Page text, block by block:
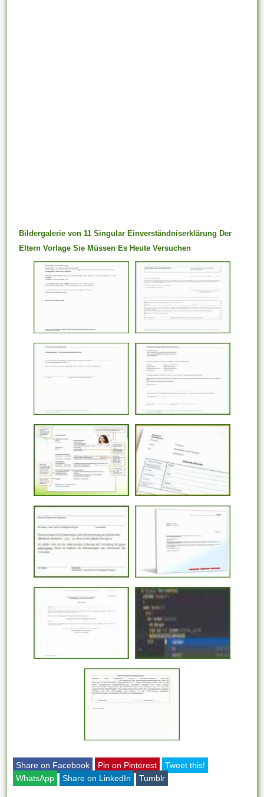
Bildergalerie von 11 Singular Einverständniserklärung Der
Eltern Vorlage Sie Müssen Es Heute Versuchen
Share on Facebook Pin on Pinterest
Tweet this!
WhatsApp
Share on LinkedIn Tumblr